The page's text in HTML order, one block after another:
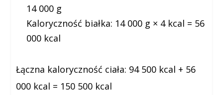
14 000 g
Kaloryczność białka: 14 000 g × 4 kcal = 56
000 kcal
Łączna kaloryczność ciała: 94 500 kcal + 56
000 kcal = 150 500 kcal